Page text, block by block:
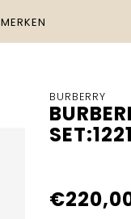
MERKEN
BURBERRY